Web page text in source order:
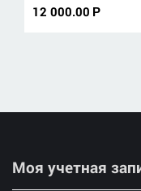
12 000.00 Р
Моя учетная